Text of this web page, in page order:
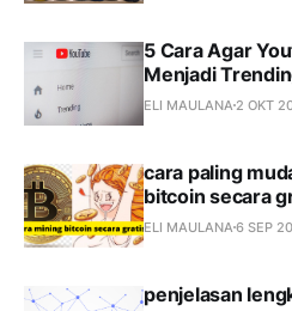
5 Cara Agar
Menjadi
ELI MAULANA 2 OKT
cara paling
bitcoin secara
ELI MAULANA 6 SEP
penjelasan